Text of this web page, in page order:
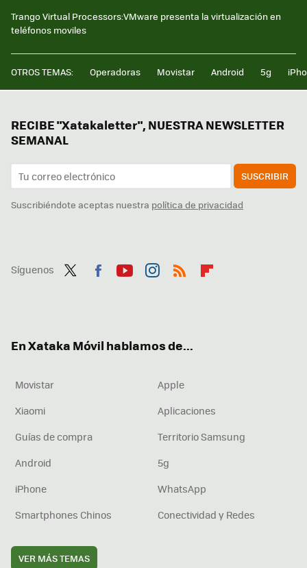
Trango Virtual Processors:VMware presenta la virtualización en
teléfonos moviles
OTROS TEMAS: Operadoras Movistar Android 5g
RECIBE "Xatakaletter", NUESTRA NEWSLETTER
SEMANAL
SUSCRIBIR
Suscribiéndote aceptas nuestra política de privacidad
Síguenos
En Xataka Móvil hablamos de...
Movistar
Apple
Xiaomi
Aplicaciones
Guías de compra
Territorio Samsung
Android
5g
iPhone
WhatsApp
Smartphones Chinos
Conectividad y Redes
VER MÁS TEMAS